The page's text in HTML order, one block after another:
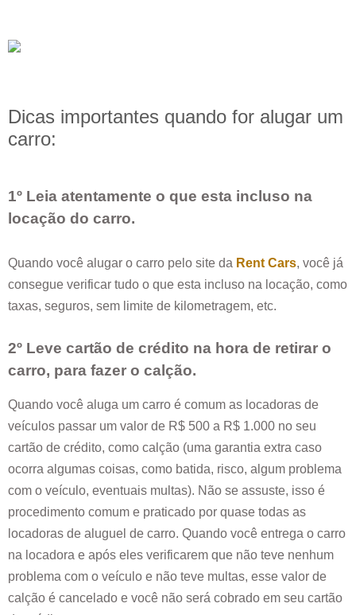
Dicas importantes quando for alugar um
carro:
1º Leia atentamente o que esta incluso na
locação do carro.
Quando você alugar o carro pelo site da Rent Cars, você já
consegue verificar tudo o que esta incluso na locação, como
taxas, seguros, sem limite de kilometragem, etc.
2º Leve cartão de crédito na hora de retirar o
carro, para fazer o calção.
Quando você aluga um carro é comum as locadoras de
veículos passar um valor de R$ 500 a R$ 1.000 no seu
cartão de crédito, como calção (uma garantia extra caso
ocorra algumas coisas, como batida, risco, algum problema
com o veículo, eventuais multas). Não se assuste, isso é
procedimento comum e praticado por quase todas as
locadoras de aluguel de carro. Quando você entrega o carro
na locadora e após eles verificarem que não teve nenhum
problema com o veículo e não teve multas, esse valor de
calção é cancelado e você não será cobrado em seu cartão